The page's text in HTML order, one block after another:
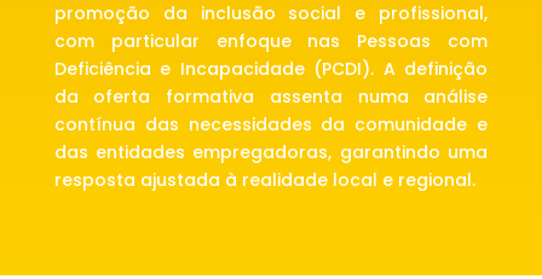
promoção da inclusão social e profissional,
com particular enfoque nas Pessoas com
Deficiência e Incapacidade (PCDI). A definição
da oferta formativa assenta numa análise
contínua das necessidades da comunidade e
das entidades empregadoras, garantindo uma
resposta ajustada à realidade local e regional.